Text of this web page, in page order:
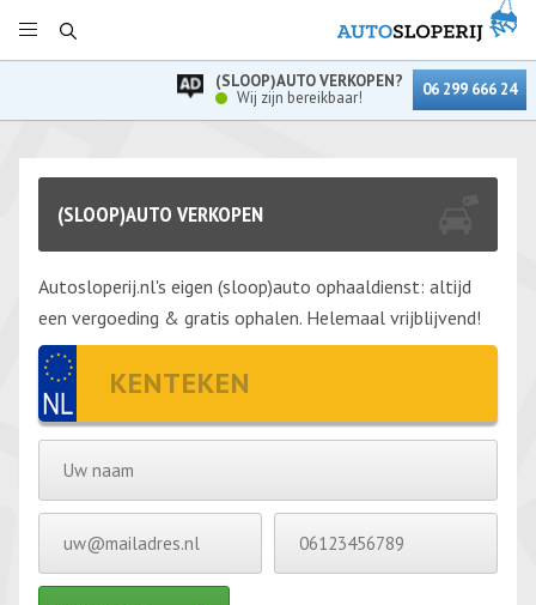
(SLOOP)AUTO VERKOPEN?
Wij zijn bereikbaar!
06 299 666 24
(SLOOP)AUTO VERKOPEN
Autosloperij.nl's eigen (sloop)auto ophaaldienst: altijd
een vergoeding & gratis ophalen. Helemaal vrijblijvend!